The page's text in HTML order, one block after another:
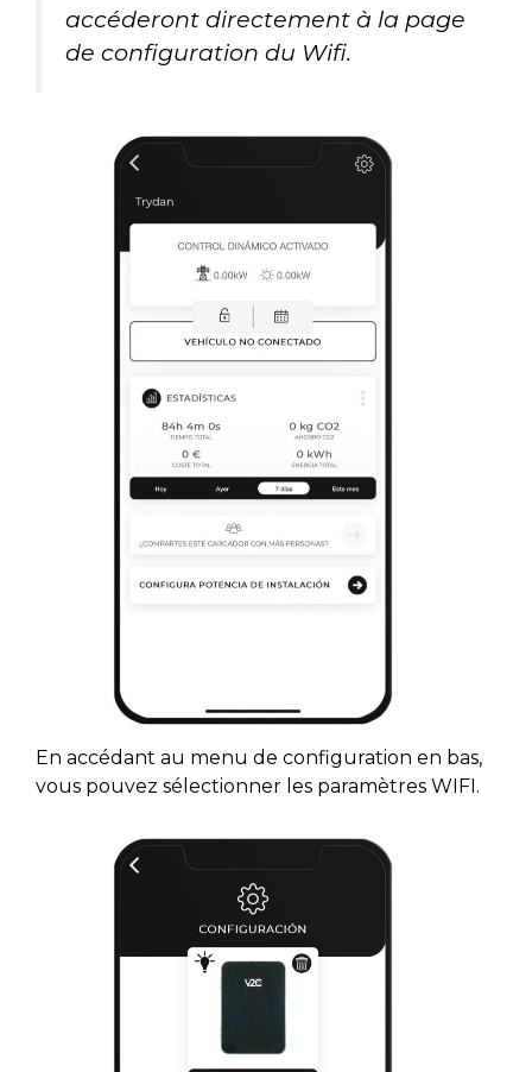
accéderont directement à la page
de configuration du Wifi.
En accédant au menu de configuration en bas,
vous pouvez sélectionner les paramètres WIFI.